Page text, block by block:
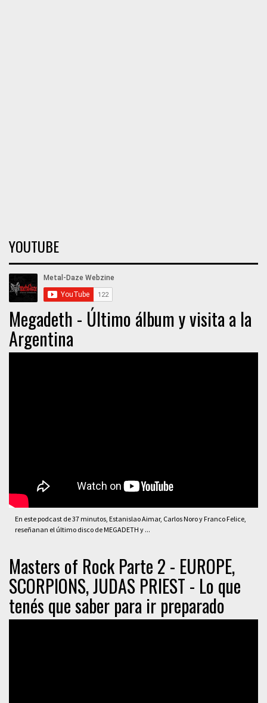
YOUTUBE
Megadeth - Último álbum y visita a la
Argentina
En este podcast de 37 minutos, Estanislao Aimar, Carlos Noro y Franco Felice,
reseñanan el último disco de MEGADETH y ...
Masters of Rock Parte 2 - EUROPE,
SCORPIONS, JUDAS PRIEST - Lo que
tenés que saber para ir preparado